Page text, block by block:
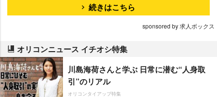
続きはこちら
sponsored by 求人ボックス
オリコンニュース イチオシ特集
川島海荷さんと学ぶ 日常に潜む“人身取
引”のリアル
オリコンタイアップ特集